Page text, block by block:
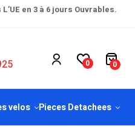
en 3 à 6 jours Ouvrables.
0 0
velos Pieces Detachees